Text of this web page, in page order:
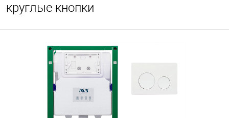
круглые кнопки